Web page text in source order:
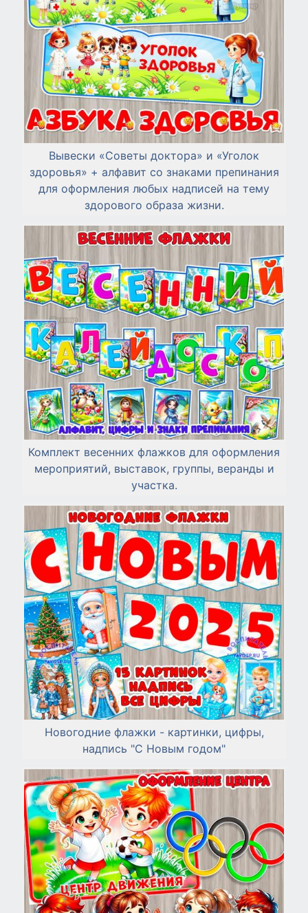
Вывески «Советы доктора» и «Уголок
здоровья» + алфавит со знаками препинания
для оформления любых надписей на тему
здорового образа жизни.
Комплект весенних флажков для оформления
мероприятий, выставок, группы, веранды и
участка.
Новогодние флажки - картинки, цифры,
надпись "С Новым годом"